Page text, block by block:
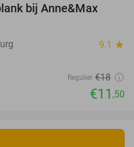
bij Anne&Max
9.1 star
Regulier €18
€11 ,50